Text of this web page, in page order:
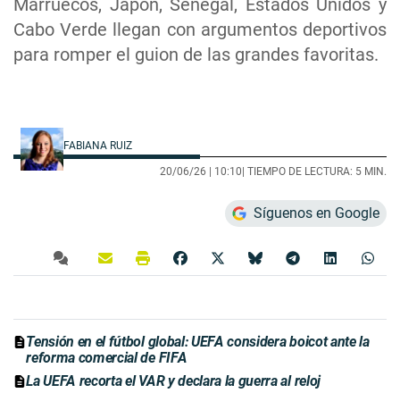
Cabo Verde llegan con argumentos deportivos
para romper el guion de las grandes favoritas.
FABIANA RUIZ
20/06/26 | 10:10| TIEMPO DE LECTURA: 5 MIN.
Síguenos en Google
Tensión en el fútbol global: UEFA considera boicot ante la
reforma comercial de FIFA
La UEFA recorta el VAR y declara la guerra al reloj